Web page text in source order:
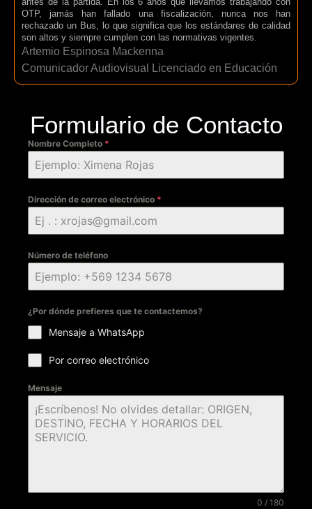
OTP, jamás han fallado una fiscalización, nunca nos han
rechazado un Bus, lo que significa que los estándares de calidad
son altos y siempre cumplen con las normativas vigentes.
Artemio Espinosa Mackenna
Comunicador Audiovisual Licenciado en Educación
Formulario de Contacto
Nombre Completo *
Dirección de correo electrónico *
Número de teléfono
¿Por dónde prefieres que te contactemos?
Mensaje a WhatsApp
Por correo electrónico
Mensaje
0 / 180